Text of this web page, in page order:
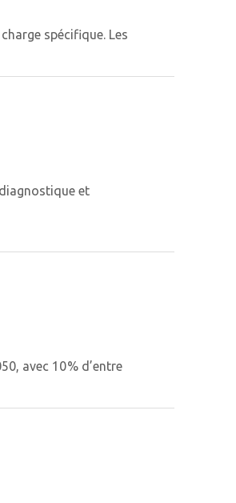
spécifique. Les
et
avec 10 % d’entre